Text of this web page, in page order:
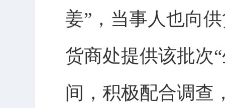
姜”，当事人也向
货商处提供该批次
间，积极配合调查